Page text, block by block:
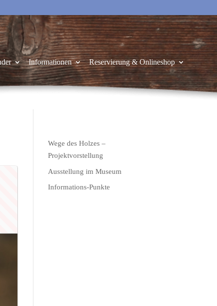
Informationen Reservierung & Onlineshop
Wege des Holzes –
Projektvorstellung
Ausstellung im Museum
Informations-Punkte